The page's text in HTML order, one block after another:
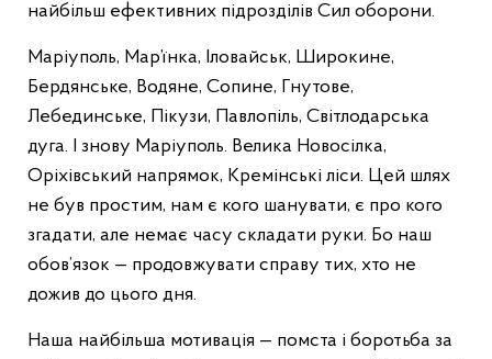
найбільш ефективних підрозділів Сил оборони.
Маріуполь, Мар’їнка, Іловайськ, Широкине,
Бердянське, Водяне, Сопине, Гнутове,
Лебединське, Пікузи, Павлопіль, Світлодарська
дуга. І знову Маріуполь. Велика Новосілка,
Оріхівський напрямок, Кремінські ліси. Цей шлях
не був простим, нам є кого шанувати, є про кого
згадати, але немає часу складати руки. Бо наш
обов’язок — продовжувати справу тих, хто не
дожив до цього дня.
Наша найбільша мотивація — помста і боротьба за